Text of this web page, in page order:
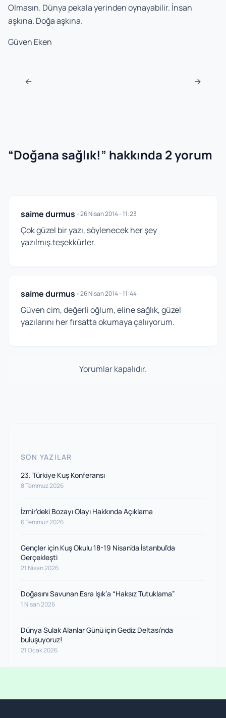
Olmasın. Dünya pekala yerinden oynayabilir. İnsan
aşkına. Doğa aşkına.
Güven Eken
Navigasyon sonrası
← →
“Doğana sağlık!” hakkında 2 yorum
saime durmus•26 Nisan 2014 - 11:23
Çok güzel bir yazı, söylenecek her şey
yazılmış.teşekkürler.
saime durmus•26 Nisan 2014 - 11:44
Güven cim, değerli oğlum, eline sağlık, güzel
yazılarını her fırsatta okumaya çalııyorum.
Yorumlar kapalıdır.
SON YAZILAR
23. Türkiye Kuş Konferansı
8 Temmuz 2026
İzmir’deki Bozayı Olayı Hakkında Açıklama
6 Temmuz 2026
Gençler için Kuş Okulu 18-19 Nisan’da İstanbul’da
Gerçekleşti
21 Nisan 2026
Doğasını Savunan Esra Işık’a “Haksız Tutuklama”
1 Nisan 2026
Dünya Sulak Alanlar Günü için Gediz Deltası’nda
buluşuyoruz!
21 Ocak 2026